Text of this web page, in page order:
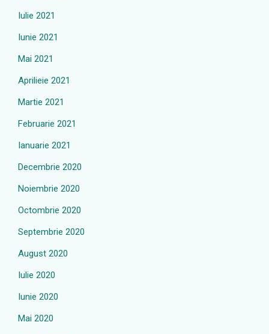
Iulie 2021
Iunie 2021
Mai 2021
Aprilieie 2021
Martie 2021
Februarie 2021
Ianuarie 2021
Decembrie 2020
Noiembrie 2020
Octombrie 2020
Septembrie 2020
August 2020
Iulie 2020
Iunie 2020
Mai 2020